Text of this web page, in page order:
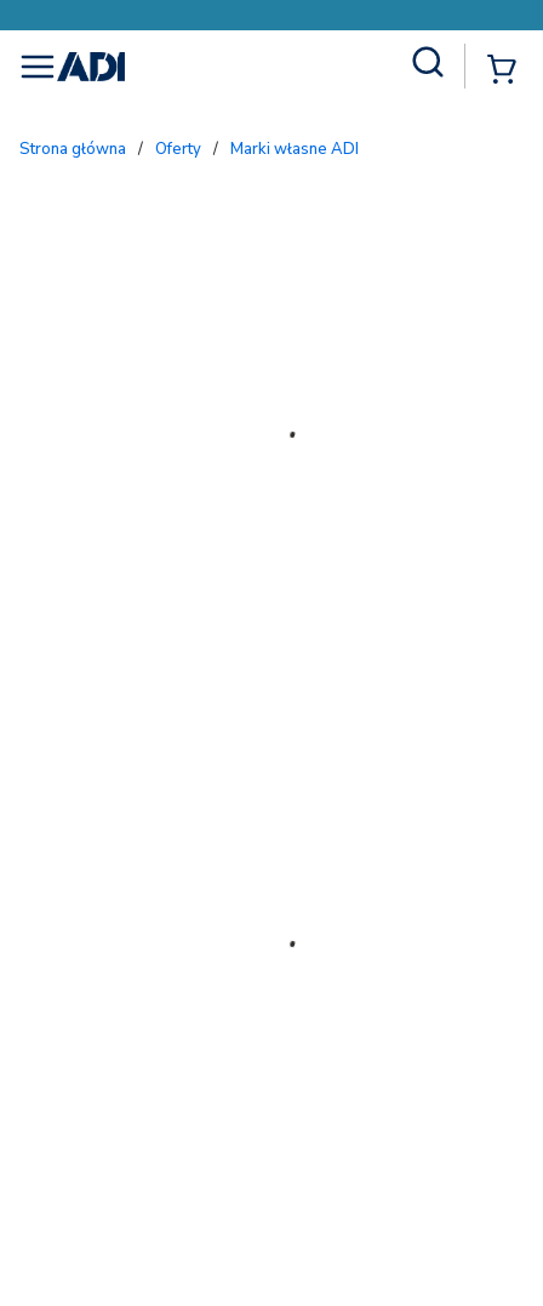
menu
Strona główna / Oferty / Marki własne ADI